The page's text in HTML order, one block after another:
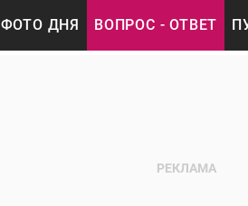
ФОТО ДНЯ ВОПРОС - ОТВЕТ